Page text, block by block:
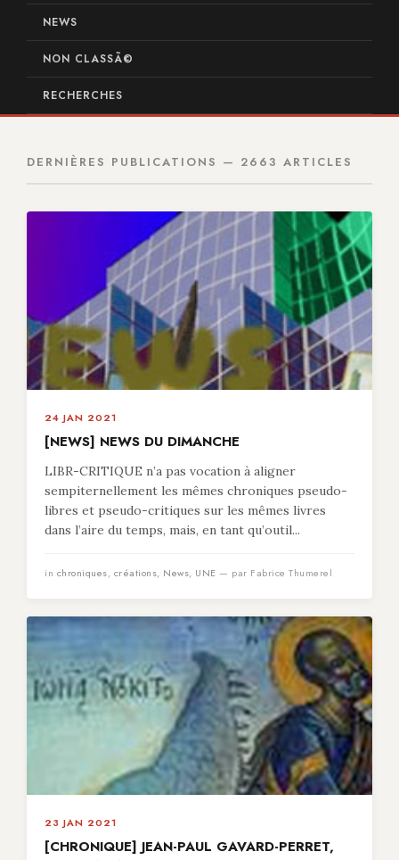
NEWS
NON CLASSÃ©
RECHERCHES
DERNIÈRES PUBLICATIONS — 2663 ARTICLES
24 JAN 2021
[NEWS] NEWS DU DIMANCHE
LIBR-CRITIQUE n’a pas vocation à aligner
sempiternellement les mêmes chroniques pseudo-
libres et pseudo-critiques sur les mêmes livres
dans l’aire du temps, mais, en tant qu’outil...
in chroniques, créations, News, UNE — par Fabrice Thumerel
23 JAN 2021
[CHRONIQUE] JEAN-PAUL GAVARD-PERRET,